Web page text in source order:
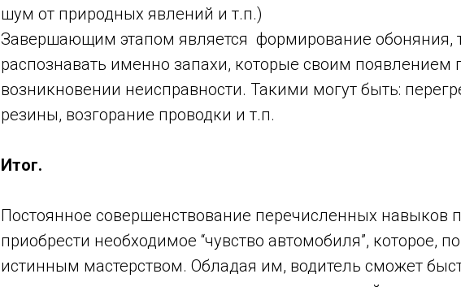
шум от природных явлений и т.п.)
Завершающим этапом является формирование обоняния,
распознавать именно запахи, которые своим появлением
возникновении неисправности. Такими могут быть:
резины, возгорание проводки и т.п.
Итог.
Постоянное совершенствование перечисленных навыков
приобрести необходимое “чувство автомобиля”, которое,
истинным мастерством. Обладая им, водитель сможет